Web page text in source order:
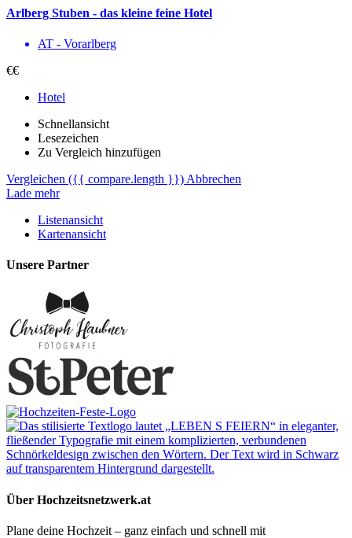
Arlberg Stuben - das kleine feine Hotel
AT - Vorarl­berg
€€
Hotel
Schnellansicht
Lesezeichen
Zu Vergleich hinzufügen
Vergleichen ({{ compare.length }}) Abbrechen
Lade mehr
Listenansicht
Kartenansicht
Unsere Partner
Über Hochzeitsnetzwerk.at
Plane deine Hochzeit – ganz einfach und schnell mit